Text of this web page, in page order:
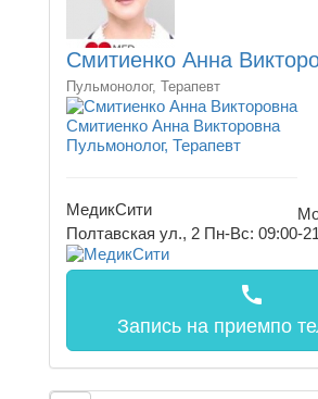
Смитиенко Анна
Пульмонолог, Терапевт
Смитиенко Анна Викторовна
Пульмонолог, Терапевт
МедикСити
Полтавская ул., 2 Пн-Вс: 09:00-
call
Запись на приемпо